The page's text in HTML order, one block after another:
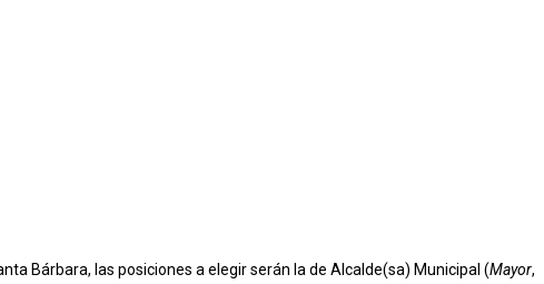
Bárbara, las posiciones a elegir serán la de Alcalde(sa) Municipal (Mayor,